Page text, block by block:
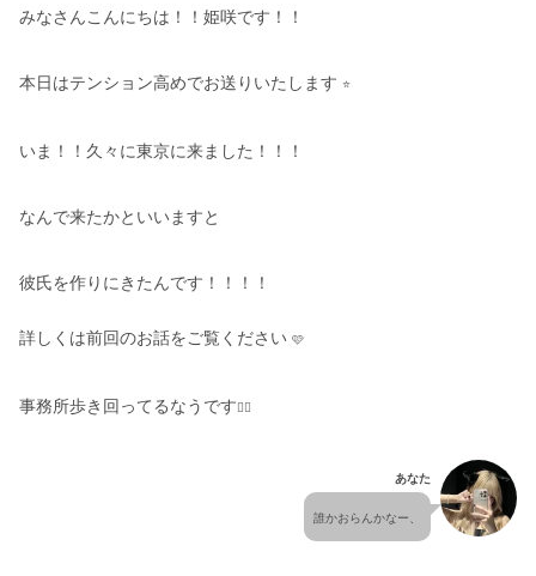
みなさんこんにちは！！姫咲です！！
本日はテンション高めでお送りいたします ⭐️
いま！！久々に東京に来ました！！！
なんで来たかといいますと
彼氏を作りにきたんです！！！！
詳しくは前回のお話をご覧ください 🩷
事務所歩き回ってるなうです👍🏻
あなた
誰かおらんかなー、